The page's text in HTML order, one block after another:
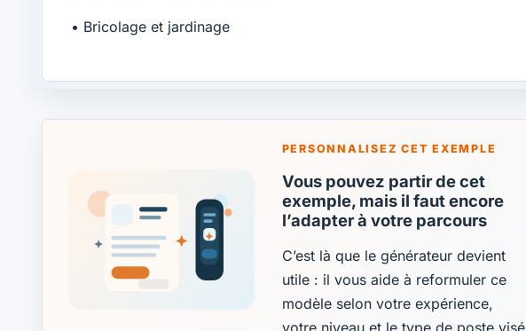
• Bricolage et jardinage
PERSONNALISEZ CET EXEMPLE
Vous pouvez partir de cet
exemple, mais il faut encore
l’adapter à votre parcours
C’est là que le générateur devient
utile : il vous aide à reformuler ce
modèle selon votre expérience,
votre niveau et le type de poste visé.